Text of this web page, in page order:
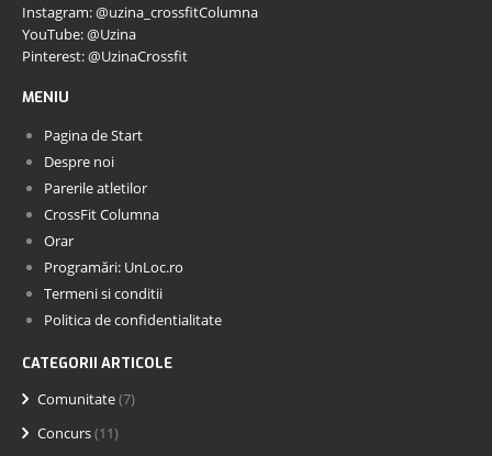
Instagram: @uzina_crossfitColumna
YouTube: @Uzina
Pinterest: @UzinaCrossfit
MENIU
Pagina de Start
Despre noi
Parerile atletilor
CrossFit Columna
Orar
Programări: UnLoc.ro
Termeni si conditii
Politica de confidentialitate
CATEGORII ARTICOLE
Comunitate(7)
Concurs(11)